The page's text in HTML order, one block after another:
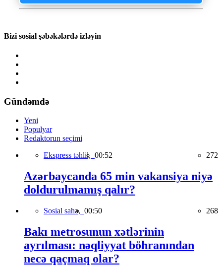
Bizi sosial şəbəkələrdə izləyin
Gündəmdə
Yeni
Populyar
Redaktorun seçimi
Ekspress təhlil, 00:52 272
Azərbaycanda 65 min vakansiya niyə
doldurulmamış qalır?
Sosial sahə, 00:50 268
Bakı metrosunun xətlərinin
ayrılması: nəqliyyat böhranından
necə qaçmaq olar?